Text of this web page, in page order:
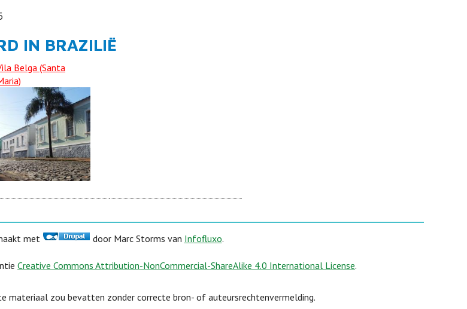
IN BRAZILIË
Belga (Santa
met door Marc Storms van Infofluxo.
Creative Commons Attribution-NonCommercial-ShareAlike 4.0 International License.
materiaal zou bevatten zonder correcte bron- of auteursrechtenvermelding.